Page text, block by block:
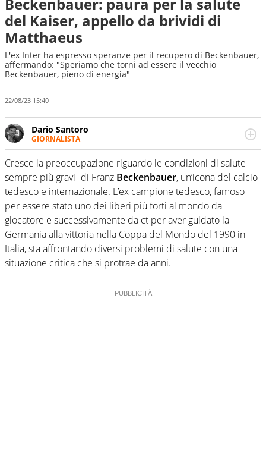
del Kaiser, appello da brividi di
Matthaeus
L'ex Inter ha espresso speranze per il recupero di Beckenbauer,
affermando: "Speriamo che torni ad essere il vecchio
Beckenbauer, pieno di energia"
22/08/23 15:40
Dario Santoro
GIORNALISTA
Scrive, commenta, racconta lo sport in tutte le
sfaccettature. Tocca l'apice quando ha modo di
concentrarsi sulle interviste ai grandi protagonisti
Cresce la preoccupazione riguardo le condizioni di salute -
sempre più gravi- di Franz Beckenbauer, un’icona del calcio
tedesco e internazionale. L’ex campione tedesco, famoso
per essere stato uno dei liberi più forti al mondo da
giocatore e successivamente da ct per aver guidato la
Germania alla vittoria nella Coppa del Mondo del 1990 in
Italia, sta affrontando diversi problemi di salute con una
situazione critica che si protrae da anni.